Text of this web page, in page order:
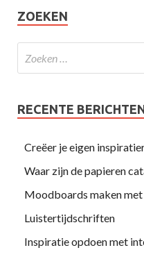
ZOEKEN
RECENTE
Creëer je eigen
Waar zijn de papieren
Moodboards maken met
Luistertijdschriften
Inspiratie opdoen met